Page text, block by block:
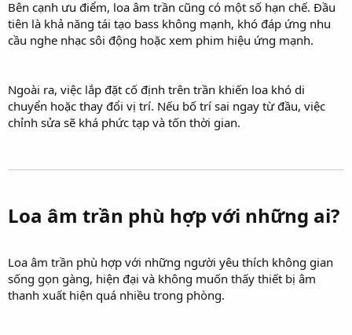
Bên cạnh ưu điểm, loa âm trần cũng có một số hạn chế. Đầu
tiên là khả năng tái tạo bass không mạnh, khó đáp ứng nhu
cầu nghe nhạc sôi động hoặc xem phim hiệu ứng mạnh.
Ngoài ra, việc lắp đặt cố định trên trần khiến loa khó di
chuyển hoặc thay đổi vị trí. Nếu bố trí sai ngay từ đầu, việc
chỉnh sửa sẽ khá phức tạp và tốn thời gian.
Loa âm trần phù hợp với những ai?​
Loa âm trần phù hợp với những người yêu thích không gian
sống gọn gàng, hiện đại và không muốn thấy thiết bị âm
thanh xuất hiện quá nhiều trong phòng.